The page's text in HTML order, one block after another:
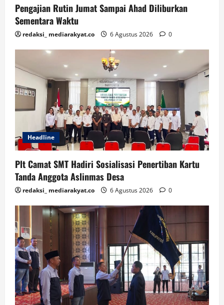
Pengajian Rutin Jumat Sampai Ahad Diliburkan
Sementara Waktu
redaksi_ mediarakyat.co 6 Agustus 2026 0
Headline
Plt Camat SMT Hadiri Sosialisasi Penertiban Kartu
Tanda Anggota Aslinmas Desa
redaksi_ mediarakyat.co 6 Agustus 2026 0